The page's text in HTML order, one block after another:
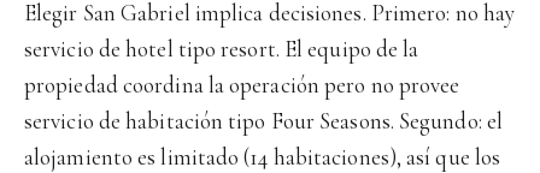
Elegir San Gabriel implica decisiones. Primero: no hay
servicio de hotel tipo resort. El equipo de la
propiedad coordina la operación pero no provee
servicio de habitación tipo Four Seasons. Segundo: el
alojamiento es limitado (14 habitaciones), así que los